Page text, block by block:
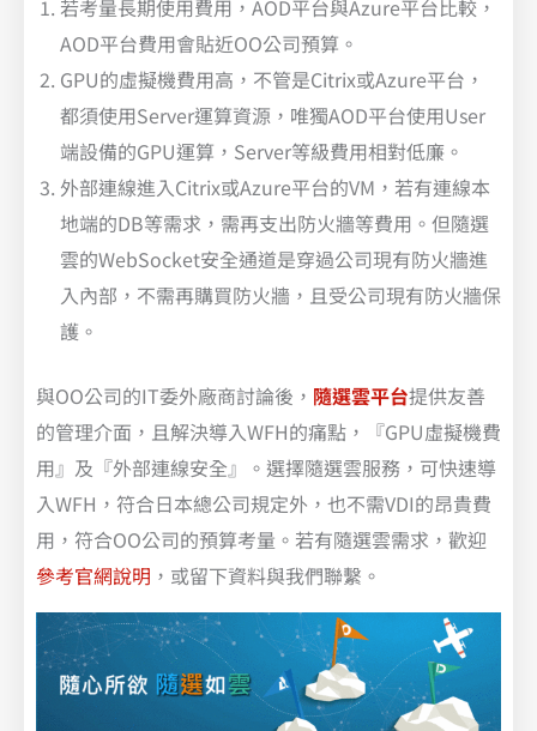
若考量長期使用費用，AOD平台與Azure平台比較，
AOD平台費用會貼近OO公司預算。
GPU的虛擬機費用高，不管是Citrix或Azure平台，
都須使用Server運算資源，唯獨AOD平台使用User
端設備的GPU運算，Server等級費用相對低廉。
外部連線進入Citrix或Azure平台的VM，若有連線本
地端的DB等需求，需再支出防火牆等費用。但隨選
雲的WebSocket安全通道是穿過公司現有防火牆進
入內部，不需再購買防火牆，且受公司現有防火牆保
護。
與OO公司的IT委外廠商討論後， 隨選雲平台提供友善
的管理介面，且解決導入WFH的痛點，『GPU虛擬機費
用』及『外部連線安全』。選擇隨選雲服務，可快速導
入WFH，符合日本總公司規定外，也不需VDI的昂貴費
用，符合OO公司的預算考量。若有隨選雲需求，歡迎
參考官網說明 ，或留下資料與我們聯繫。